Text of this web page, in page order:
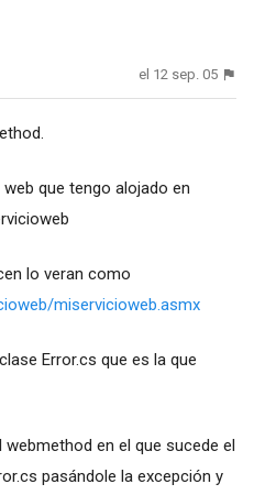
el 12 sep. 05
que tengo alojado en
lo veran como
miservicioweb.asmx
Error.cs que es la que
en el que sucede el
pasándole la excepción y